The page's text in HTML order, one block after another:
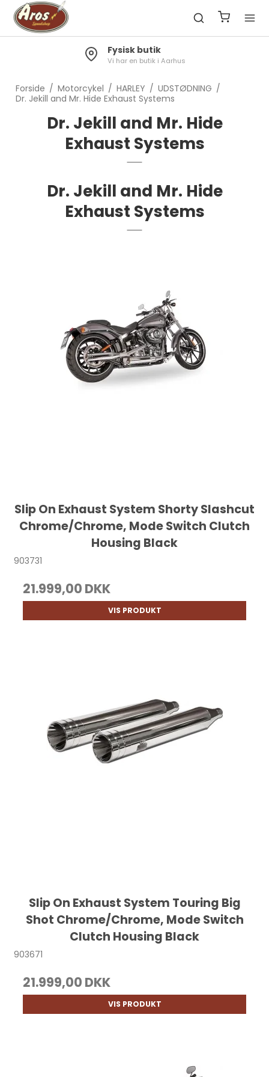
Fysisk butik
Vi har en butik i Aarhus
Forside / Motorcykel / HARLEY / UDSTØDNING /
Dr. Jekill and Mr. Hide Exhaust Systems
Dr. Jekill and Mr. Hide
Exhaust Systems
Dr. Jekill and Mr. Hide
Exhaust Systems
Slip On Exhaust System Shorty Slashcut
Chrome/Chrome, Mode Switch Clutch
Housing Black
903731
21.999,00 DKK
VIS PRODUKT
Slip On Exhaust System Touring Big
Shot Chrome/Chrome, Mode Switch
Clutch Housing Black
903671
21.999,00 DKK
VIS PRODUKT